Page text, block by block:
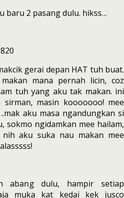
baru 2 pasang dulu. hikss…
gerai depan HAT tuh buat.
mana pernah licin, coz
tuh yang aku tak makan. ini
masin kooooooo! mee
aku masa ngandungkan si
sokmo ngidamkan mee hailam,
aku suka nau makan mee
abang dulu, hampir setiap
muka kat kedai kek jusco